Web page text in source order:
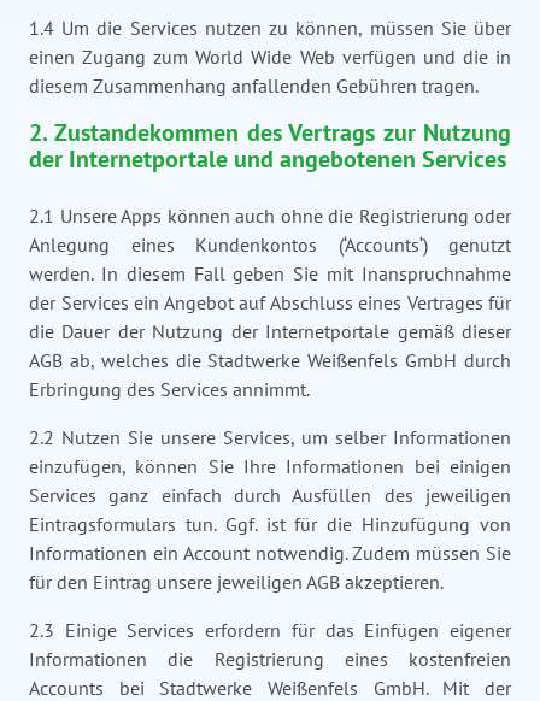
1.4 Um die Services nutzen zu können, müssen Sie über
einen Zugang zum World Wide Web verfügen und die in
diesem Zusammenhang anfallenden Gebühren tragen.
2. Zustandekommen des Vertrags zur Nutzung
der Internetportale und angebotenen Services
2.1 Unsere Apps können auch ohne die Registrierung oder
Anlegung eines Kundenkontos (‘Accounts‘) genutzt
werden. In diesem Fall geben Sie mit Inanspruchnahme
der Services ein Angebot auf Abschluss eines Vertrages für
die Dauer der Nutzung der Internetportale gemäß dieser
AGB ab, welches die Stadtwerke Weißenfels GmbH durch
Erbringung des Services annimmt.
2.2 Nutzen Sie unsere Services, um selber Informationen
einzufügen, können Sie Ihre Informationen bei einigen
Services ganz einfach durch Ausfüllen des jeweiligen
Eintragsformulars tun. Ggf. ist für die Hinzufügung von
Informationen ein Account notwendig. Zudem müssen Sie
für den Eintrag unsere jeweiligen AGB akzeptieren.
2.3 Einige Services erfordern für das Einfügen eigener
Informationen die Registrierung eines kostenfreien
Accounts bei Stadtwerke Weißenfels GmbH. Mit der